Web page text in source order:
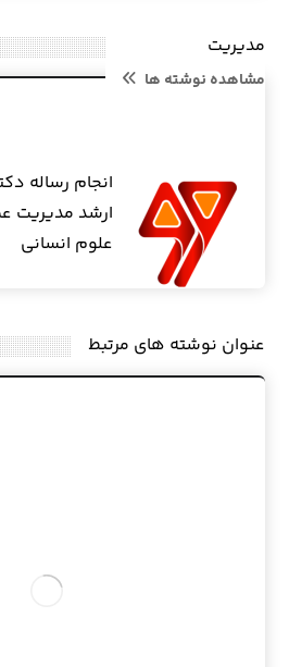
مدیریت
مشاهده نوشته ها
انجام رساله
ارشد مدیریت
علوم انسانی
عنوان ‫نوشته های مرتبط